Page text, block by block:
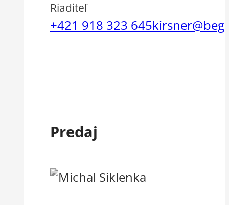
Riaditeľ
+421 918 323 645
Predaj